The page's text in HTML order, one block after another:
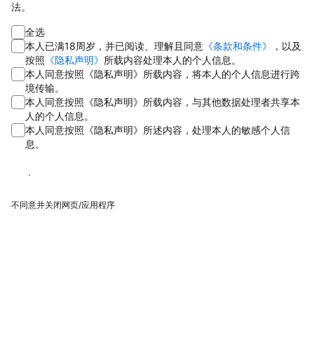
法。
全选
本人已满18周岁，并已阅读、理解且同意 《条款和条件》
，以及
按照 《隐私声明》 所载内容处理本人的个人信息。
本人同意按照《隐私声明》所载内容，将本人的个人信息进行跨
境传输。
本人同意按照《隐私声明》所载内容，与其他数据处理者共享本
人的个人信息。
本人同意按照《隐私声明》所述内容，处理本人的敏感个人信
息。
同意
不同意并关闭网页/应用程序